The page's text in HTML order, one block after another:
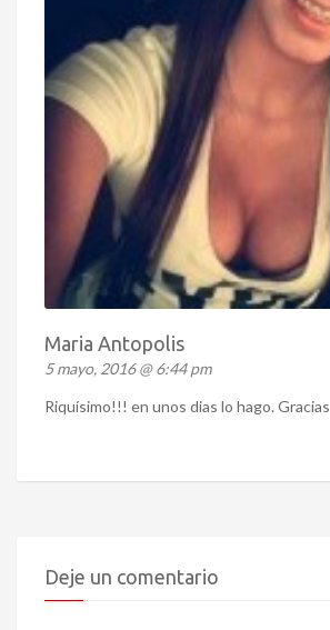
Maria Antopolis
5 mayo, 2016 @ 6:44 pm
Riquísimo!!! en unos dias lo hago. Gracias
Deje un comentario